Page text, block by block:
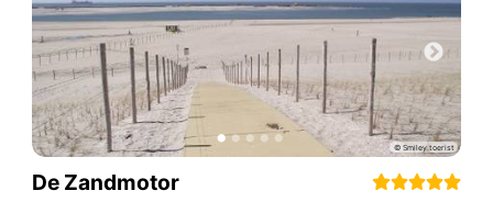
De Zandmotor